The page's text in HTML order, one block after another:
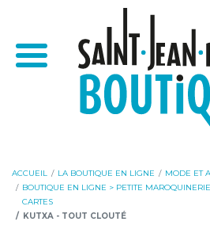
contenu
Menu
Accueil - Saint-Jean-
ACCUEIL LA BOUTIQUE EN LIGNE
MODE ET
BOUTIQUE EN LIGNE > PETITE
CARTES
KUTXA - TOUT CLOUTÉ